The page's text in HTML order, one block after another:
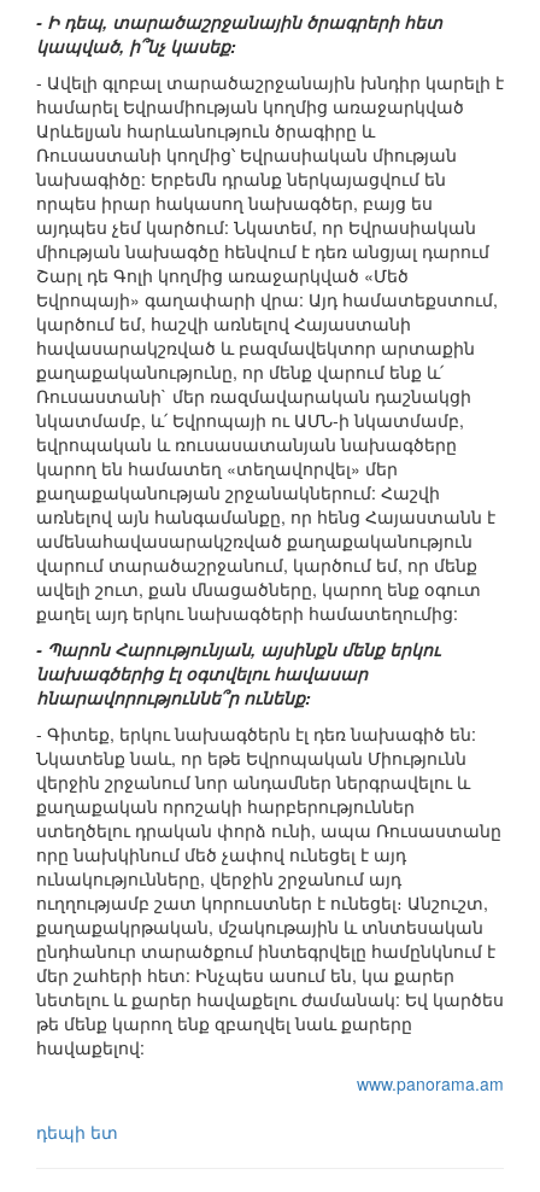
- Ի դեպ, տարածաշրջանային ծրագրերի հետ
կապված, ի՞նչ կասեք:
- Ավելի գլոբալ տարածաշրջանային խնդիր կարելի է
համարել Եվրամիության կողմից առաջարկված
Արևելյան հարևանություն ծրագիրը և
Ռուսաստանի կողմից՝ Եվրասիական միության
նախագիծը: Երբեմն դրանք ներկայացվում են
որպես իրար հակասող նախագծեր, բայց ես
այդպես չեմ կարծում: Նկատեմ, որ Եվրասիական
միության նախագծը հենվում է դեռ անցյալ դարում
Շարլ դե Գոլի կողմից առաջարկված «Մեծ
Եվրոպայի» գաղափարի վրա: Այդ համատեքստում,
կարծում եմ, հաշվի առնելով Հայաստանի
հավասարակշռված և բազմավեկտոր արտաքին
քաղաքականությունը, որ մենք վարում ենք և՛
Ռուսաստանի` մեր ռազմավարական դաշնակցի
նկատմամբ, և՛ Եվրոպայի ու ԱՄՆ-ի նկատմամբ,
եվրոպական և ռուսասատանյան նախագծերը
կարող են համատեղ «տեղավորվել» մեր
քաղաքականության շրջանակներում: Հաշվի
առնելով այն հանգամանքը, որ հենց Հայաստանն է
ամենահավասարակշռված քաղաքականություն
վարում տարածաշրջանում, կարծում եմ, որ մենք
ավելի շուտ, քան մնացածները, կարող ենք օգուտ
քաղել այդ երկու նախագծերի համատեղումից:
- Պարոն Հարությունյան, այսինքն մենք երկու
նախագծերից էլ օգտվելու հավասար
հնարավորություննե՞ր ունենք:
- Գիտեք, երկու նախագծերն էլ դեռ նախագիծ են:
Նկատենք նաև, որ եթե Եվրոպական Միությունն
վերջին շրջանում նոր անդամներ ներգրավելու և
քաղաքական որոշակի հարբերություններ
ստեղծելու դրական փորձ ունի, ապա Ռուսաստանը
որը նախկինում մեծ չափով ունեցել է այդ
ունակությունները, վերջին շրջանում այդ
ուղղությամբ շատ կորուստներ է ունեցել։ Անշուշտ,
քաղաքակրթական, մշակութային և տնտեսական
ընդհանուր տարածքում ինտեգրվելը համընկնում է
մեր շահերի հետ: Ինչպես ասում են, կա քարեր
նետելու և քարեր հավաքելու ժամանակ: Եվ կարծես
թե մենք կարող ենք զբաղվել նաև քարերը
հավաքելով:
www.panorama.am
դեպի ետ